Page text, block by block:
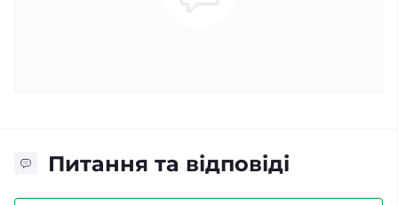
Питання та відповіді